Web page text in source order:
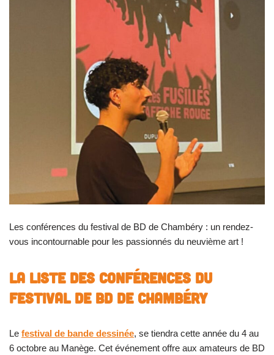
Les conférences du festival de BD de Chambéry : un rendez-
vous incontournable pour les passionnés du neuvième art !
La liste des conférences du
festival de BD de Chambéry
Le festival de bande dessinée, se tiendra cette année du 4 au
6 octobre au Manège. Cet événement offre aux amateurs de BD